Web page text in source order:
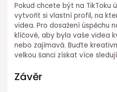
Pokud chcete být na TikToku
vytvořit si vlastní profil, na
videa. Pro dosažení úspěchu
klíčové, aby byla vaše videa
nebo zajímavá. Buďte
velkou šanci získat více
Závěr